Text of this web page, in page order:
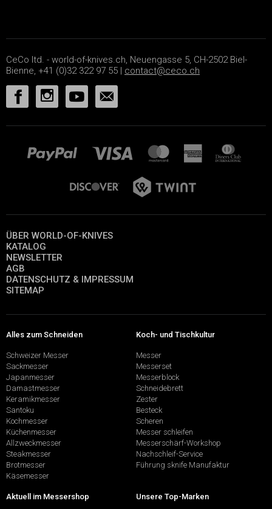
CeCo ltd. - world-of-knives.ch, Neuengasse 5, CH-2502 Biel-
Bienne, +41 (0)32 322 97 55 | contact@ceco.ch
ÜBER WORLD-OF-KNIVES
KATALOG
NEWSLETTER
AGB
DATENSCHUTZ & IMPRESSUM
SITEMAP
Alles zum Schneiden
Schweizer Messer
Sackmesser
Japanmesser
Damastmesser
Keramikmesser
Santoku
Kochmesser
Küchenmesser
Allzweckmesser
Steakmesser
Brotmesser
Käsemesser
Koch- und Tischkultur
Messer
Messerset
Messerblock
Schneidebrett
Zester
Besteck
Scheren
Messer schleifen
Messerschärf-Workshop
Nachschleif-Service
Führung sknife Manufaktur
Aktuell im Messershop Unsere Top-Marken